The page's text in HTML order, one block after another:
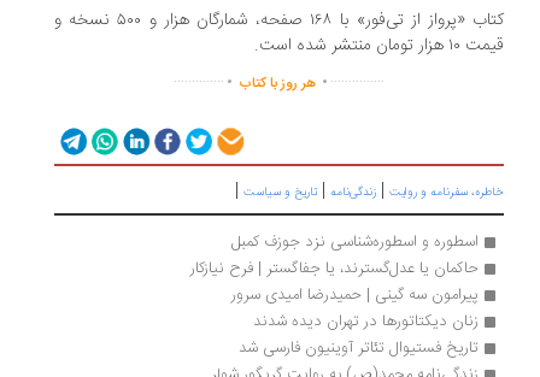
کتاب «پرواز از تی‌فور» با ۱۶۸ صفحه، شمارگان هزار و ۵۰۰ نسخه و
قیمت ۱۰ هزار تومان منتشر شده است.
...............
.هر روز با کتاب .
..............
خاطره، سفرنامه‌ و روایت | زندگی‌نامه | تاریخ و سیاست |
اسطوره و اسطوره‌شناسی نزد جوزف کمبل
حاکمان یا عدل‌گسترند، یا جفاگستر | فرح نیازکار
پیرامون سه گینی | حمیدرضا امیدی سرور
زنان دیکتاتورها در تهران دیده شدند
تاریخ فستیوال تئاتر آوینیون فارسی شد